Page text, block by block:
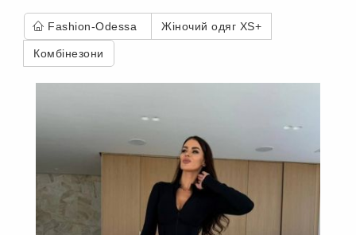
Fashion-Odessa Жіночий одяг XS+
Комбінезони